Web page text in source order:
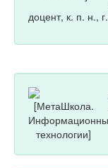
доцент, к. п. н.,